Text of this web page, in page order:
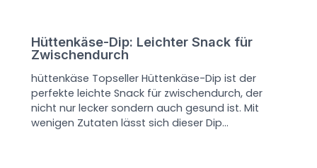
Hüttenkäse-Dip: Leichter Snack für
Zwischendurch
hüttenkäse Topseller Hüttenkäse-Dip ist der
perfekte leichte Snack für zwischendurch, der
nicht nur lecker sondern auch gesund ist. Mit
wenigen Zutaten lässt sich dieser Dip…